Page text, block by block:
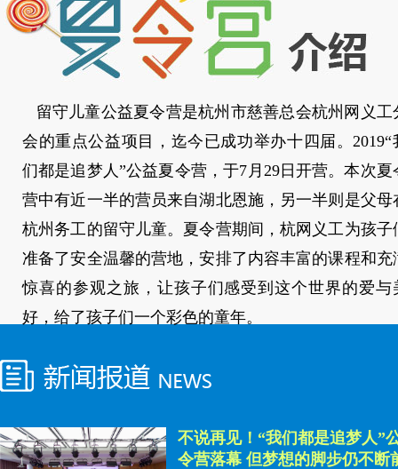
留守儿童公益夏令营是杭州市慈善总会杭州网义工
会的重点公益项目， 迄今已成功举办十四届。2019“
们都是追梦人”公益夏令营，于7月29日开营。本次夏
营中有近一半的营员来自湖北恩施，另一半则是父母
杭州务工的留守儿童。夏令营期间，杭网义工为孩子
准备了安全温馨的营地，安排了内容丰富的课程和充
惊喜的参观之旅 ，让孩子们感受到这个世界的爱与
好，给了孩子们一个彩色的童年。
不说再见！“我们都是追梦人”
令营落幕 但梦想的脚步仍不断